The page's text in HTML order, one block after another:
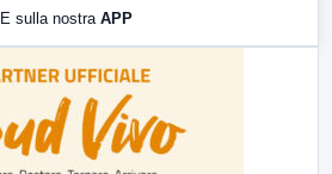
E sulla nostra APP